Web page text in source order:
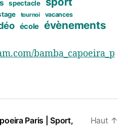
spectacle
tournoi vacances
école évènements
bamba_capoeira_p
Paris | Sport,
Haut ↑